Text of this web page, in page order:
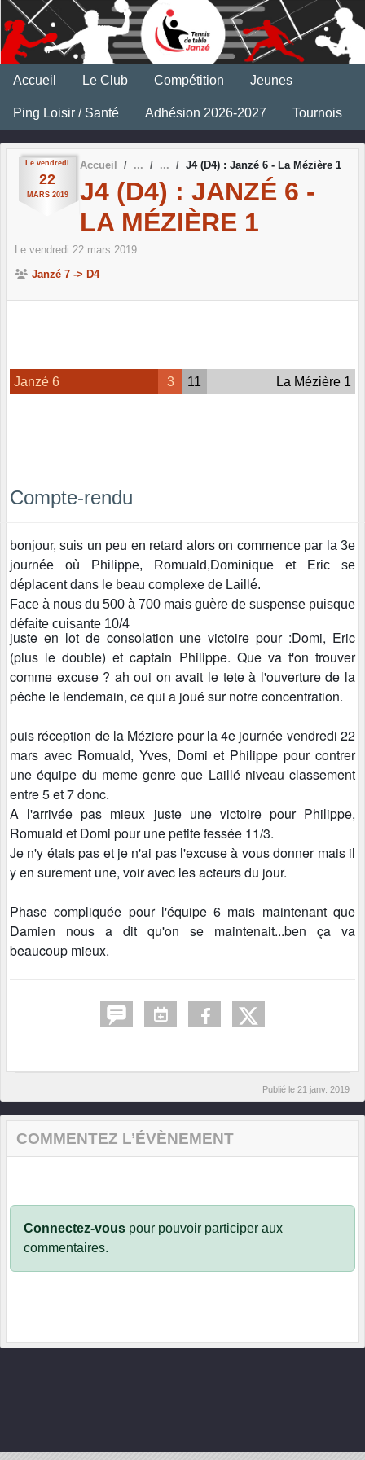
Accueil Le Club Compétition Jeunes
Ping Loisir / Santé Adhésion 2026-2027 Tournois
Le vendredi
22
MARS 2019
Accueil J4 (D4) : Janzé 6 - La Mézière 1
J4 (D4) : JANZÉ 6 -
LA MÉZIÈRE 1
Le vendredi 22 mars 2019
Janzé 7 -> D4
Janzé 6 3 11 La Mézière 1
Compte-rendu
bonjour, suis un peu en retard alors on commence par la 3e
journée où Philippe, Romuald,Dominique et Eric se
déplacent dans le beau complexe de Laillé.
Face à nous du 500 à 700 mais guère de suspense puisque
défaite cuisante 10/4
juste en lot de consolation une victoire pour :Domi, Eric
(plus le double) et captain Philippe. Que va t'on trouver
comme excuse ? ah oui on avait le tete à l'ouverture de la
pêche le lendemain, ce qui a joué sur notre concentration.
puis réception de la Méziere pour la 4e journée vendredi 22
mars avec Romuald, Yves, Domi et Philippe pour contrer
une équipe du meme genre que Laillé niveau classement
entre 5 et 7 donc.
A l'arrivée pas mieux juste une victoire pour Philippe,
Romuald et Domi pour une petite fessée 11/3.
Je n'y étais pas et je n'ai pas l'excuse à vous donner mais il
y en surement une, voir avec les acteurs du jour.
Phase compliquée pour l'équipe 6 mais maintenant que
Damien nous a dit qu'on se maintenait...ben ça va
beaucoup mieux.
Publié le 21 janv. 2019
COMMENTEZ L’ÉVÈNEMENT
Connectez-vous pour pouvoir participer aux
commentaires.
Panneau de gestion des cookies